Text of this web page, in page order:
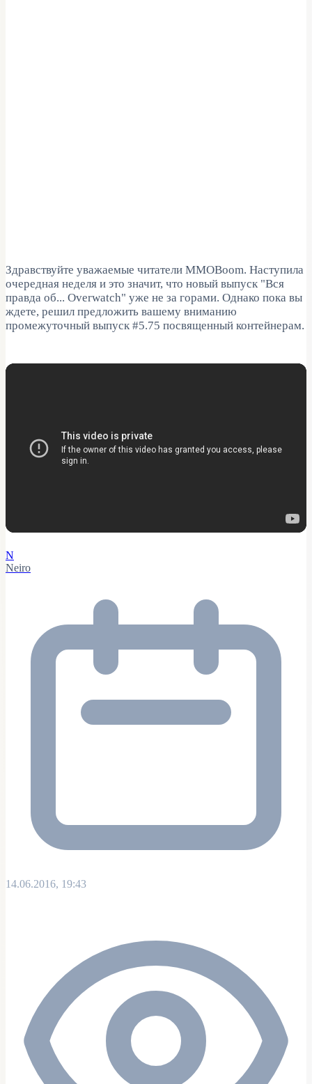
Здравствуйте уважаемые читатели MMOBoom. Наступила
очередная неделя и это значит, что новый выпуск "Вся
правда об... Overwatch" уже не за горами. Однако пока вы
ждете, решил предложить вашему вниманию
промежуточный выпуск #5.75 посвященный контейнерам.
N
Neiro
14.06.2016, 19:43